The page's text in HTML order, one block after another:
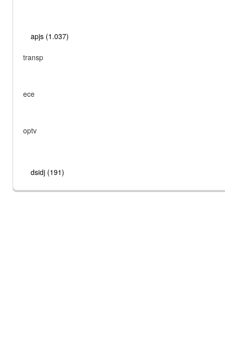
apjs (1.037)
transp
ece
optv
dsidj (191)